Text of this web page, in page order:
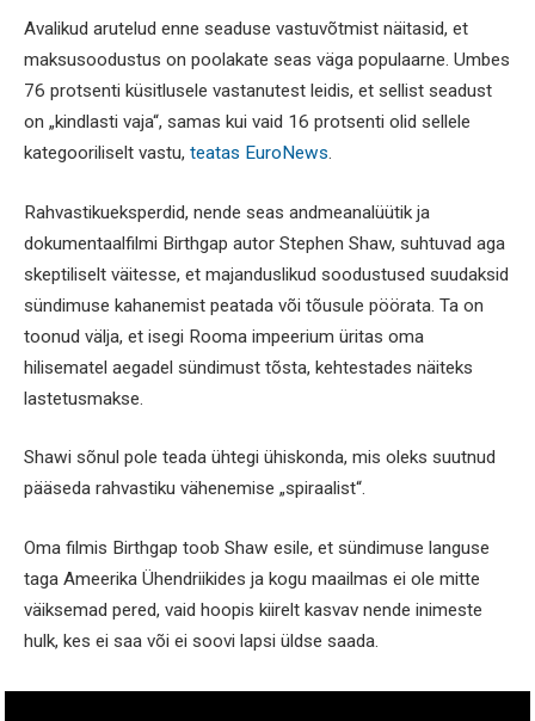
Avalikud arutelud enne seaduse vastuvõtmist näitasid, et
maksusoodustus on poolakate seas väga populaarne. Umbes
76 protsenti küsitlusele vastanutest leidis, et sellist seadust
on „kindlasti vaja“, samas kui vaid 16 protsenti olid sellele
kategooriliselt vastu, teatas EuroNews.
Rahvastikueksperdid, nende seas andmeanalüütik ja
dokumentaalfilmi Birthgap autor Stephen Shaw, suhtuvad aga
skeptiliselt väitesse, et majanduslikud soodustused suudaksid
sündimuse kahanemist peatada või tõusule pöörata. Ta on
toonud välja, et isegi Rooma impeerium üritas oma
hilisematel aegadel sündimust tõsta, kehtestades näiteks
lastetusmakse.
Shawi sõnul pole teada ühtegi ühiskonda, mis oleks suutnud
pääseda rahvastiku vähenemise „spiraalist“.
Oma filmis Birthgap toob Shaw esile, et sündimuse languse
taga Ameerika Ühendriikides ja kogu maailmas ei ole mitte
väiksemad pered, vaid hoopis kiirelt kasvav nende inimeste
hulk, kes ei saa või ei soovi lapsi üldse saada.